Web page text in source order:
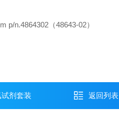
p/n.4864302（48643-02）
剂套装 返回列表